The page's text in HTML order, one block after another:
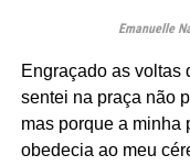
Emanuelle
Engraçado as voltas
sentei na praça não
mas porque a minha
obedecia ao meu